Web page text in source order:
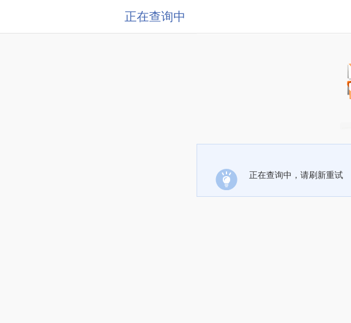
正在查询中
正在查询中，请刷新重试